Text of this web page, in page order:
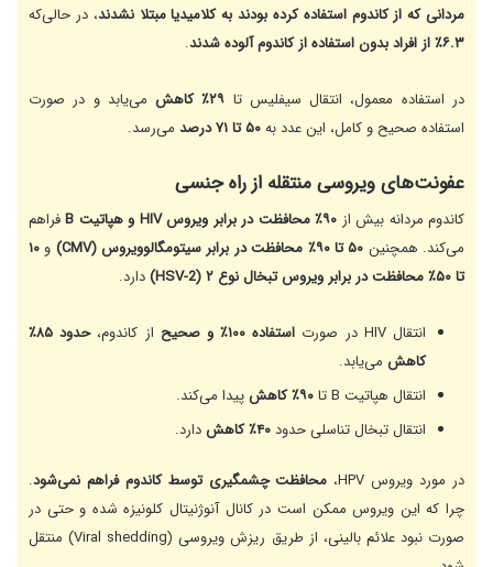
مردانی که از کاندوم استفاده کرده بودند به کلامیدیا مبتلا نشدند، در حالی‌که
۶.۳٪ از افراد بدون استفاده از کاندوم آلوده شدند
.
در استفاده معمول، انتقال سیفلیس تا ۲۹٪ کاهش
می‌یابد و در صورت
استفاده صحیح و کامل، این عدد به۵۰ تا ۷۱ درصد می‌رسد.
عفونت‌های ویروسی منتقله از راه جنسی
کاندوم مردانه بیش از ۹۰٪ محافظت در برابر ویروس HIV و هپاتیت B
فراهم
می‌کند. همچنین ۵۰ تا ۹۰٪ محافظت در برابر سیتومگالوویروس (CMV) و ۱۰
تا ۵۰٪ محافظت در برابر ویروس تبخال نوع ۲ (HSV-2)
دارد.
انتقال HIV در صورت استفاده ۱۰۰٪ و صحیح از کاندوم،
حدود ۸۵٪
کاهش می‌یابد.
انتقال هپاتیت B تا
۹۰٪ کاهش
پیدا می‌کند.
انتقال تبخال تناسلی حدود۴۰٪ کاهش دارد.
در مورد ویروس HPV، محافظت چشمگیری توسط کاندوم فراهم نمی‌شود.
چرا که این ویروس ممکن است در کانال آنوژنیتال کلونیزه شده و حتی در
صورت نبود علائم بالینی، از طریق ریزش ویروسی (Viral shedding) منتقل